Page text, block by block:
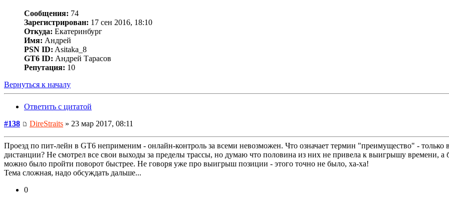
Сообщения: 74
Зарегистрирован: 17 сен 2016, 18:10
Откуда: Екатеринбург
Имя: Андрей
PSN ID: Asitaka_8
GT6 ID: Андрей Тарасов
Репутация: 10
Вернуться к началу
Ответить с цитатой
#138
DireStraits » 23 мар 2017, 08:11
Проезд по пит-лейн в GT6 неприменим - онлайн-контроль за всеми невозможен. Что означает термин "преимущество" -
дистанции? Не смотрел все свои выходы за пределы трассы, но думаю что половина из них не привела к выигрышу времени, а
можно было пройти поворот быстрее. Не говоря уже про выигрыш позиции - этого точно не было, ха-ха!
Тема сложная, надо обсуждать дальше...
0